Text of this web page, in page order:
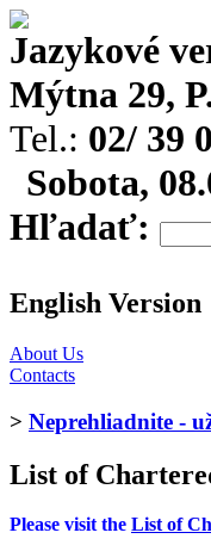
Jazykové
Mýtna 29,
Tel.: 02/ 39
Sobota,
Hľadať:
English Version
About Us
Contacts
> Neprehliadnite -
List of
Please visit the List of